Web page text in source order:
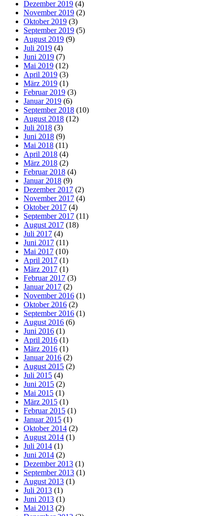
Dezember 2019 (4)
November 2019 (2)
Oktober 2019 (3)
September 2019 (5)
August 2019 (9)
Juli 2019 (4)
Juni 2019 (7)
Mai 2019 (12)
April 2019 (3)
März 2019 (1)
Februar 2019 (3)
Januar 2019 (6)
September 2018 (10)
August 2018 (12)
Juli 2018 (3)
Juni 2018 (9)
Mai 2018 (11)
April 2018 (4)
März 2018 (2)
Februar 2018 (4)
Januar 2018 (9)
Dezember 2017 (2)
November 2017 (4)
Oktober 2017 (4)
September 2017 (11)
August 2017 (18)
Juli 2017 (4)
Juni 2017 (11)
Mai 2017 (10)
April 2017 (1)
März 2017 (1)
Februar 2017 (3)
Januar 2017 (2)
November 2016 (1)
Oktober 2016 (2)
September 2016 (1)
August 2016 (6)
Juni 2016 (1)
April 2016 (1)
März 2016 (1)
Januar 2016 (2)
August 2015 (2)
Juli 2015 (4)
Juni 2015 (2)
Mai 2015 (1)
März 2015 (1)
Februar 2015 (1)
Januar 2015 (1)
Oktober 2014 (2)
August 2014 (1)
Juli 2014 (1)
Juni 2014 (2)
Dezember 2013 (1)
September 2013 (1)
August 2013 (1)
Juli 2013 (1)
Juni 2013 (1)
Mai 2013 (2)